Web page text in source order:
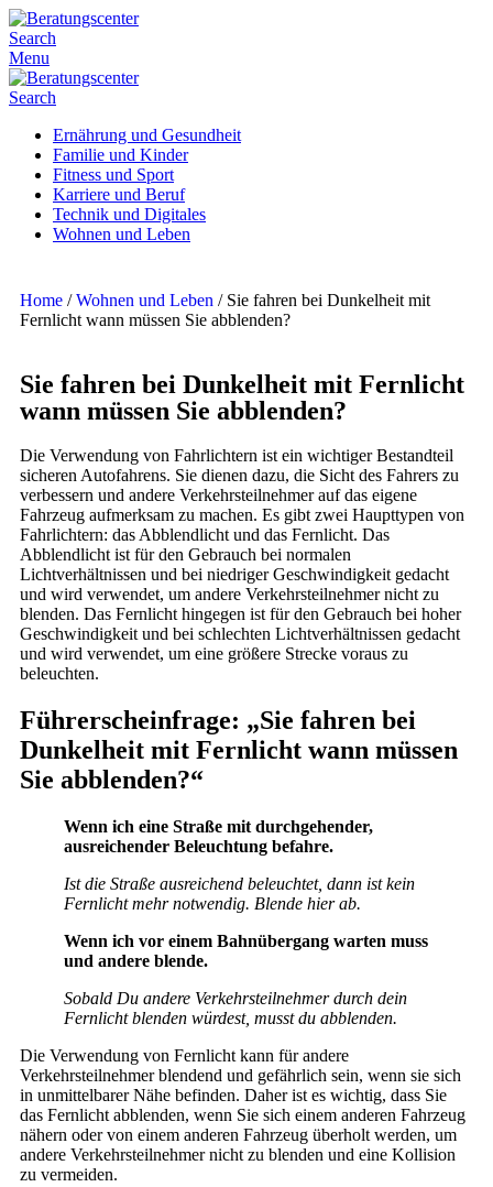
Search
Menu
Search
Ernährung und Gesundheit
Familie und Kinder
Fitness und Sport
Karriere und Beruf
Technik und Digitales
Wohnen und Leben
Home /Wohnen und Leben / Sie fahren bei Dunkelheit mit
Fernlicht wann müssen Sie abblenden?
Sie fahren bei Dunkelheit mit Fernlicht
wann müssen Sie abblenden?
Die Verwendung von Fahrlichtern ist ein wichtiger Bestandteil
sicheren Autofahrens. Sie dienen dazu, die Sicht des Fahrers zu
verbessern und andere Verkehrsteilnehmer auf das eigene
Fahrzeug aufmerksam zu machen. Es gibt zwei Haupttypen von
Fahrlichtern: das Abblendlicht und das Fernlicht. Das
Abblendlicht ist für den Gebrauch bei normalen
Lichtverhältnissen und bei niedriger Geschwindigkeit gedacht
und wird verwendet, um andere Verkehrsteilnehmer nicht zu
blenden. Das Fernlicht hingegen ist für den Gebrauch bei hoher
Geschwindigkeit und bei schlechten Lichtverhältnissen gedacht
und wird verwendet, um eine größere Strecke voraus zu
beleuchten.
Führerscheinfrage: „Sie fahren bei
Dunkelheit mit Fernlicht wann müssen
Sie abblenden?“
Wenn ich eine Straße mit durchgehender,
ausreichender Beleuchtung befahre.
Ist die Straße ausreichend beleuchtet, dann ist kein
Fernlicht mehr notwendig. Blende hier ab.
Wenn ich vor einem Bahnübergang warten muss
und andere blende.
Sobald Du andere Verkehrsteilnehmer durch dein
Fernlicht blenden würdest, musst du abblenden.
Die Verwendung von Fernlicht kann für andere
Verkehrsteilnehmer blendend und gefährlich sein, wenn sie sich
in unmittelbarer Nähe befinden. Daher ist es wichtig, dass Sie
das Fernlicht abblenden, wenn Sie sich einem anderen Fahrzeug
nähern oder von einem anderen Fahrzeug überholt werden, um
andere Verkehrsteilnehmer nicht zu blenden und eine Kollision
zu vermeiden.